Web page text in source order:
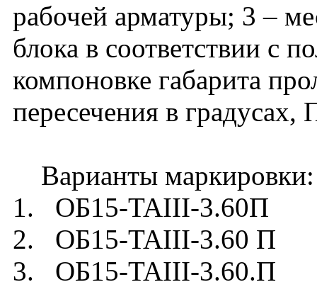
рабочей арматуры; 3 –
блока в соответствии с
компоновке габарита
пересечения в градусах,
Варианты маркировки:
1. ОБ15-TAIII-3.60П
2. ОБ15-TAIII-3.60 П
3. ОБ15-TAIII-3.60.П